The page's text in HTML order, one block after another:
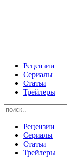
Рецензии
Сериалы
Статьи
Трейлеры
Найти:
Рецензии
Сериалы
Статьи
Трейлеры